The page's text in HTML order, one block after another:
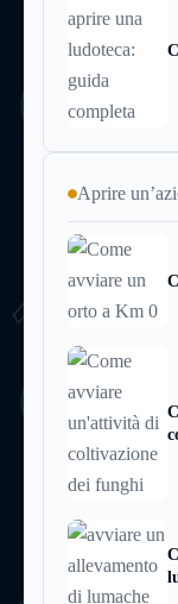
Aprire